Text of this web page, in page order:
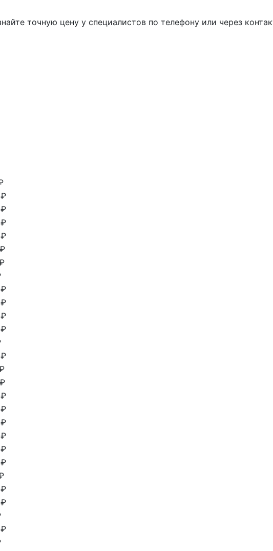
точную цену у специалистов по телефону или через